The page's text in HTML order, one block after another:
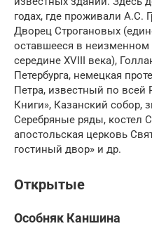
годах, где проживали А.С.
Дворец Строгановых
оставшееся в
середине XVIII века),
Петербурга, немецкая
Петра, известный по всей
Книги», Казанский
Серебряные ряды, костел
апостольская церковь
гостиный двор» и др.
Открытые
Особняк Каншина